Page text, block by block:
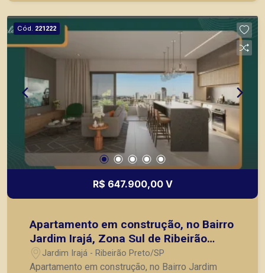
em contato com a Piramid Imóveis, a sua
imobiliária em Ribeirão Preto.
Cód. 221222
R$ 647.900,00 V
Apartamento em construção, no Bairro
Jardim Irajá, Zona Sul de Ribeirão
Preto/SP;
Jardim Irajá - Ribeirão Preto/SP
Apartamento em construção, no Bairro Jardim